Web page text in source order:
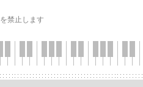
禁止します